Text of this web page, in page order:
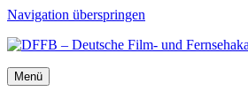
Navigation überspringen
Menü